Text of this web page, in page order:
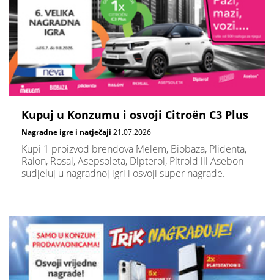
Kupuj u Konzumu i osvoji Citroën C3 Plus
Nagradne igre i natječaji 21.07.2026
Kupi 1 proizvod brendova Melem, Biobaza, Plidenta,
Ralon, Rosal, Asepsoleta, Dipterol, Pitroid ili Asebon
sudjeluj u nagradnoj igri i osvoji super nagrade.